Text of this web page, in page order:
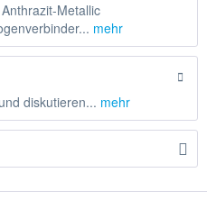
Metallic
mehr
diskutieren... mehr